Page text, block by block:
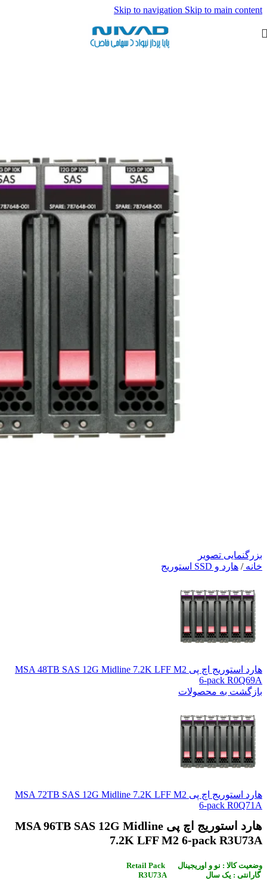
Skip to navigation Skip to main content
بزرگنمایی تصویر
خانه/ هارد و SSD استوریج
هارد استوریج اچ پی MSA 48TB SAS 12G Midline 7.2K LFF M2
6‑pack R0Q69A
بازگشت به محصولات
هارد استوریج اچ پی MSA 72TB SAS 12G Midline 7.2K LFF M2
6‑pack R0Q71A
هارد استوریج اچ پی MSA 96TB SAS 12G Midline
7.2K LFF M2 6‑pack R3U73A
Retail Pack وضعیت کالا : نو و اوریجینال
R3U73A گارانتی : یک سال